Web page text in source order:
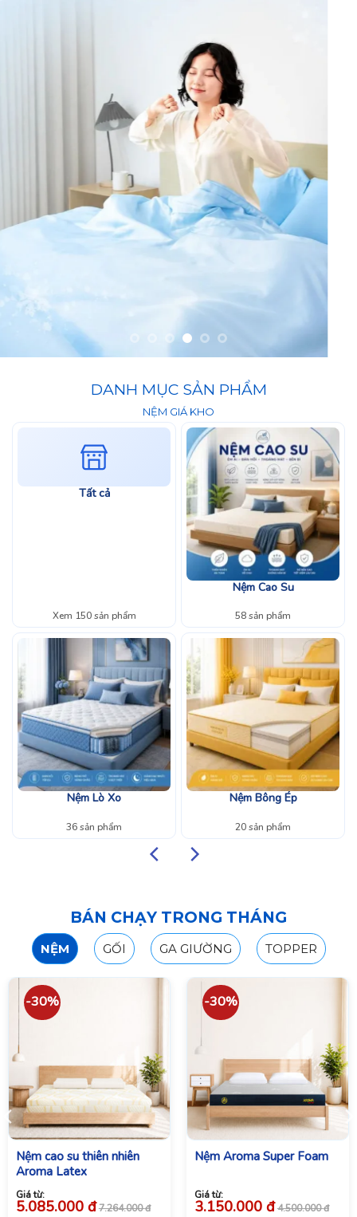
DANH MỤC SẢN PHẨM
NỆM GIÁ KHO
Tất cả
Xem 150 sản phẩm
Nệm Cao Su
58 sản phẩm
Nệm Lò Xo
36 sản phẩm
Nệm Bông Ép
20 sản phẩm
BÁN CHẠY TRONG THÁNG
NỆM GỐI GA GIƯỜNG TOPPER
-30%
Nệm cao su thiên nhiên
Aroma Latex
Giá từ:
5.085.000 đ 7.264.000đ
-30%
Nệm Aroma Super Foam
Giá từ:
3.150.000 đ 4.500.000đ